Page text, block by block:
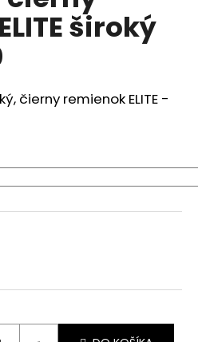
široký
čierny remienok ELITE -